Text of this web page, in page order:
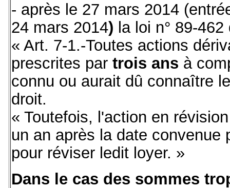
- après le 27 mars 2014
24 mars 2014) la loi n° 89-
« Art. 7-1.-Toutes actions
prescrites par trois ans à
connu ou aurait dû connaître
droit.
« Toutefois, l'action en
un an après la date
pour réviser ledit loyer. »
Dans le cas des sommes